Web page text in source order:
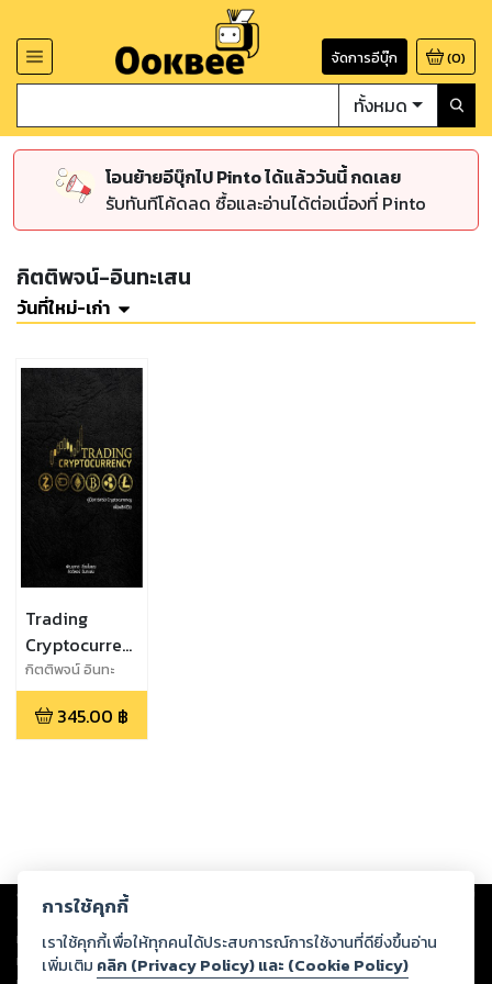
จัดการอีบุ๊ก (0)
ทั้งหมด
โอนย้ายอีบุ๊กไป Pinto ได้แล้ววันนี้ กดเลย
รับทันทีโค้ดลด ซื้อและอ่านได้ต่อเนื่องที่ Pinto
กิตติพจน์-อินทะเสน
วันที่ใหม่-เก่า
Trading
Cryptocurrency
คู่มือการเทรด
Cryptocurrency
เพื่อพลิกชีวิต
กิตติพจน์ อินทะ
เสน,พัฒนภาส ลิ่ว
มโนคุณ345.00 ฿
Copyright © 2026
ต่อผลงานหรือเนื้อหาใดที่อัปโหลดผ่านเว็บไซต์และปรากฏว่าละเมิดสิทธิใน
ทรัพย์สินทางปัญญาของบุคคลอื่นหรือขัดต่อกฎหมายและศีลธรรม ดังนั้น ผู้อ่าน
ทุกท่านโปรดใช้วิจารณญาณในการกลั่นกรองด้วยตนเอง และหากท่านพบว่าส่วน
การใช้คุกกี้
เราใช้คุกกี้เพื่อให้ทุกคนได้ประสบการณ์การใช้งานที่ดียิ่งขึ้นอ่าน
เพิ่มเติม คลิก (Privacy Policy) และ (Cookie Policy)